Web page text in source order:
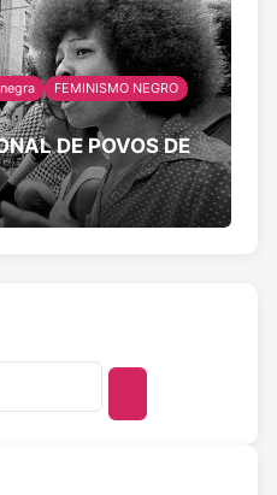
FEMINISMO NEGRO
DE POVOS DE